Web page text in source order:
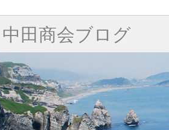
中田商会ブログ